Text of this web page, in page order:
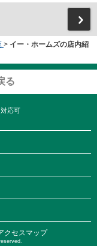
> イー・ホームズの店内紹
る
応可
クセスマップ